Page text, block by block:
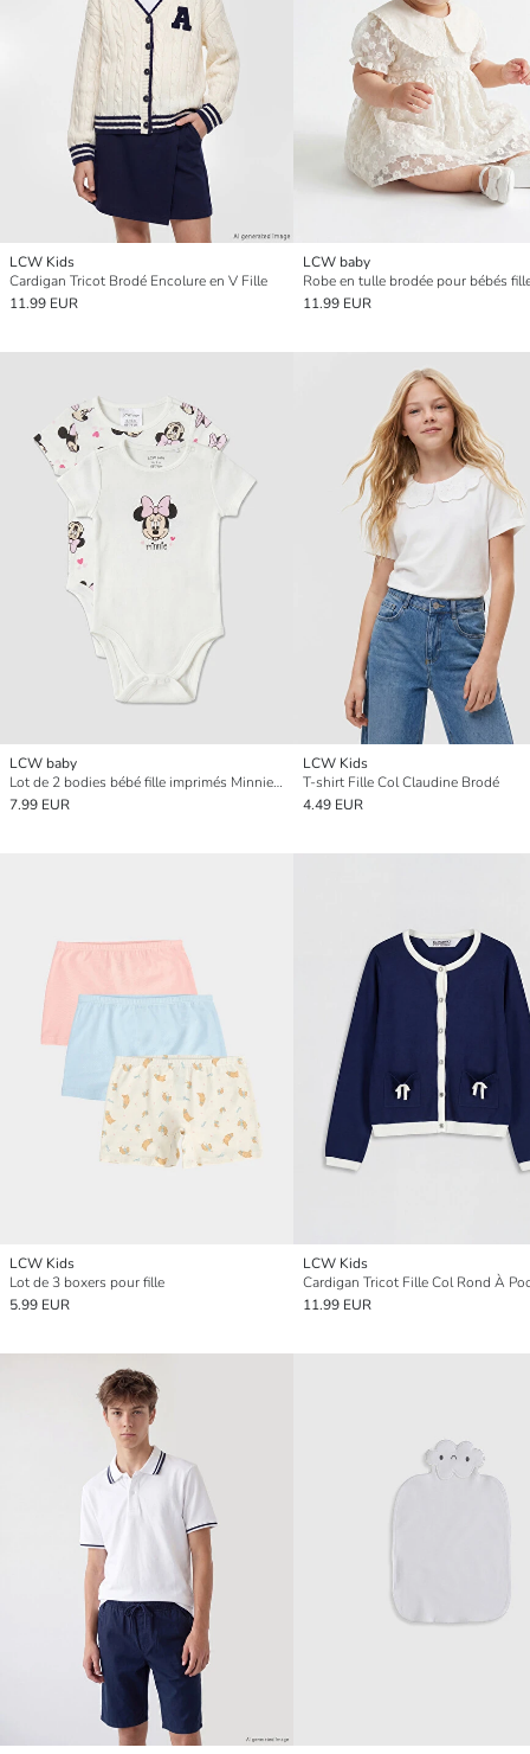
LCW Kids
Cardigan Tricot Brodé Encolure en V Fille
11.99 EUR
LCW baby
Robe en tulle brodée pour bébés
11.99 EUR
LCW baby
Lot de 2 bodies bébé fille imprimés Minnie Mouse
7.99 EUR
LCW Kids
T-shirt Fille Col Claudine Brodé
4.49 EUR
LCW Kids
Lot de 3 boxers pour fille
5.99 EUR
LCW Kids
Cardigan Tricot Fille Col Rond À
11.99 EUR